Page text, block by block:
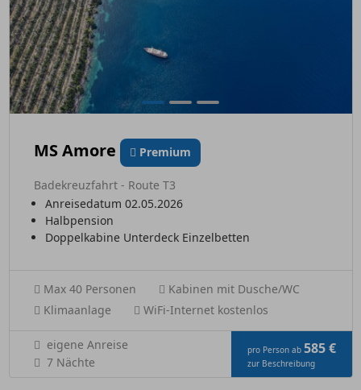
MS Amore Premium
Badekreuzfahrt - Route T3
Anreisedatum 02.05.2026
Halbpension
Doppelkabine Unterdeck Einzelbetten
Max 40 Personen
Kabinen mit Dusche/WC
Klimaanlage
WiFi-Internet kostenlos
eigene Anreise
7 Nächte
pro Person ab 585 €
zur Beschreibung